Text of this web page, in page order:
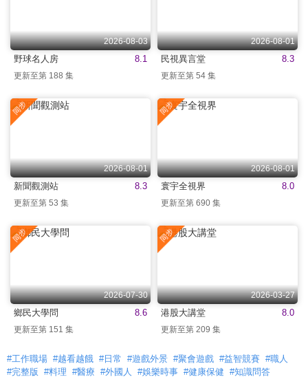
2026-08-03
8.1
野球名人房
更新至第 188 集
2026-08-01
8.3
民視異言堂
更新至第 54 集
2026-08-01
8.3
新聞觀測站
更新至第 53 集
2026-08-01
8.0
寰宇全視界
更新至第 690 集
2026-07-30
8.6
鄉民大學問
更新至第 151 集
2026-03-27
8.0
港股大講堂
更新至第 209 集
#工作職場 #越看越餓 #日常 #遊戲外景 #聚會遊戲 #益智競賽 #職人
#完整版 #料理 #醫療 #外國人 #娛樂時事 #健康保健 #知識問答